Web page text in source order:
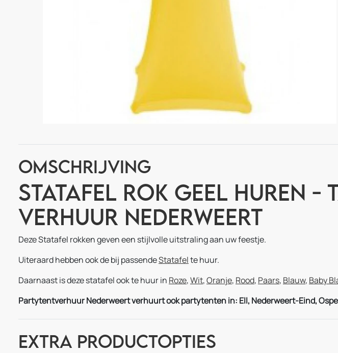
Omschrijving
Statafel Rok Geel Huren -
Verhuur Nederweert
Deze Statafel rokken geven een stijlvolle uitstraling aan uw feestje.
Uiteraard hebben ook de bij passendeStatafelte huur.
Daarnaast is deze statafel ook te huur in Roze,Wit,Oranje, Rood, Paars, Blauw, Baby
Partytentverhuur Nederweert verhuurt ook partytenten in: Ell, Nederweert-Eind,
Extra Productopties